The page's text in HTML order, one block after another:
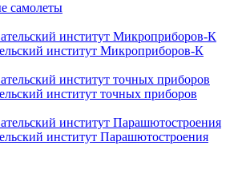
самолеты
институт Микроприборов-К
институт точных приборов
институт Парашютостроения